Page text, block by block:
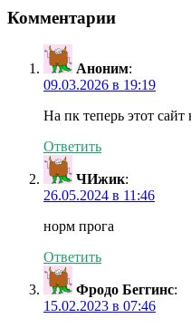
Комментарии
Аноним:
09.03.2026 в 19:19
На пк теперь этот сайт
Ответить
ЧИжик:
26.05.2024 в 11:46
норм прога
Ответить
Фродо Беггинс:
15.02.2023 в 07:46